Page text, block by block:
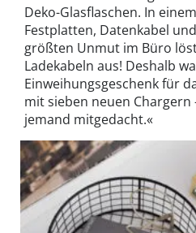
Deko-Glasflaschen. In
Festplatten, Datenkabel
größten Unmut im Büro
Ladekabeln aus! Deshalb
Einweihungsgeschenk für
mit sieben neuen Chargern
jemand mitgedacht.«